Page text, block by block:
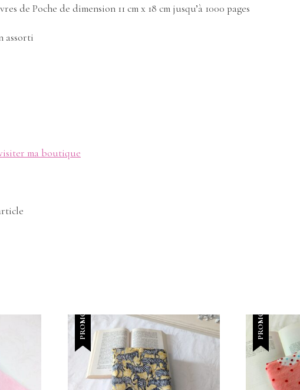
de Poche de dimension 11 cm x 18 cm jusqu’à 1000 pages
assorti
ma boutique
PROMO ! PROMO !